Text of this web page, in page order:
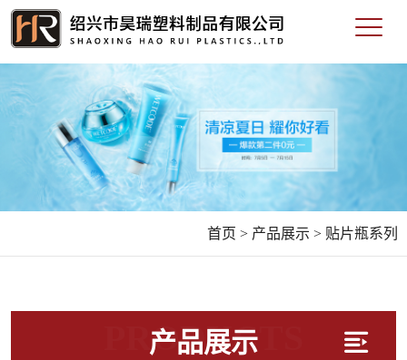
首页 > 产品展示 > 贴片瓶系列
产品展示
PRODUCTS